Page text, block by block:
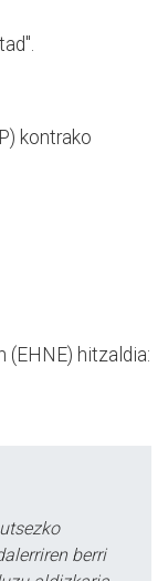
kontrako
(EHNE) hitzaldia:
berri